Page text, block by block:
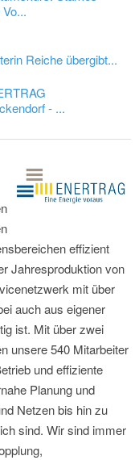
Reiche übergibt...
- ...
effizient
Jahresproduktion von
mit über
auch aus eigener
ist. Mit über zwei
unsere 540 Mitarbeiter
und effiziente
Planung und
Netzen bis hin zu
sind. Wir sind immer